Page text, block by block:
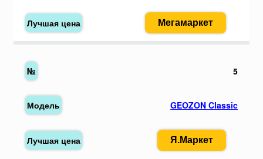
Мегамаркет
5
GEOZON Classic
Я.Маркет